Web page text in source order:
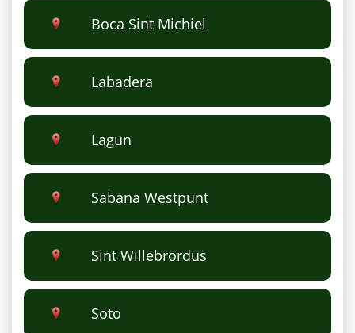
Boca Sint Michiel
Labadera
Lagun
Sabana Westpunt
Sint Willebrordus
Soto